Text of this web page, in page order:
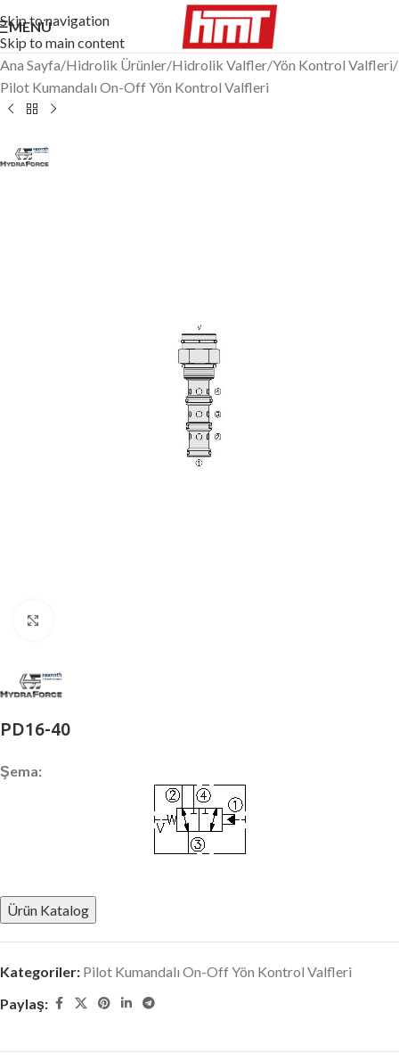
Skip to navigation
Skip to main content
MENÜ
Ana Sayfa/Hidrolik Ürünler/Hidrolik Valfler/Yön Kontrol Valfleri/
Pilot Kumandalı On-Off Yön Kontrol Valfleri
PD16-40
Şema:
Ürün Katalog
Kategoriler: Pilot Kumandalı On-Off Yön Kontrol Valfleri
Paylaş: